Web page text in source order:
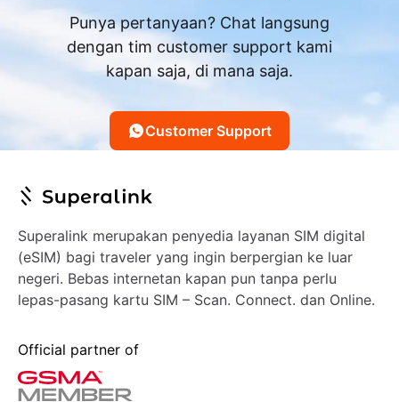
Punya pertanyaan? Chat langsung
dengan tim customer support kami
kapan saja, di mana saja.
Customer Support
Superalink merupakan penyedia layanan SIM digital
(eSIM) bagi traveler yang ingin berpergian ke luar
negeri. Bebas internetan kapan pun tanpa perlu
lepas-pasang kartu SIM – Scan. Connect. dan Online.
Official partner of